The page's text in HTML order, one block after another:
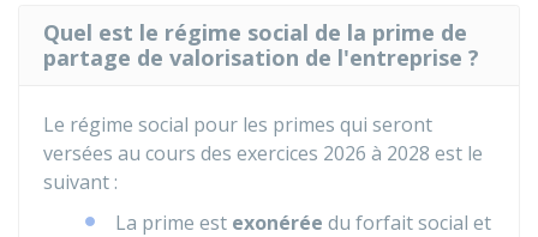
Quel est le régime social de la prime de
partage de valorisation de l'entreprise ?
Le régime social pour les primes qui seront
versées au cours des exercices 2026 à 2028 est le
suivant :
La prime est exonérée du forfait social et